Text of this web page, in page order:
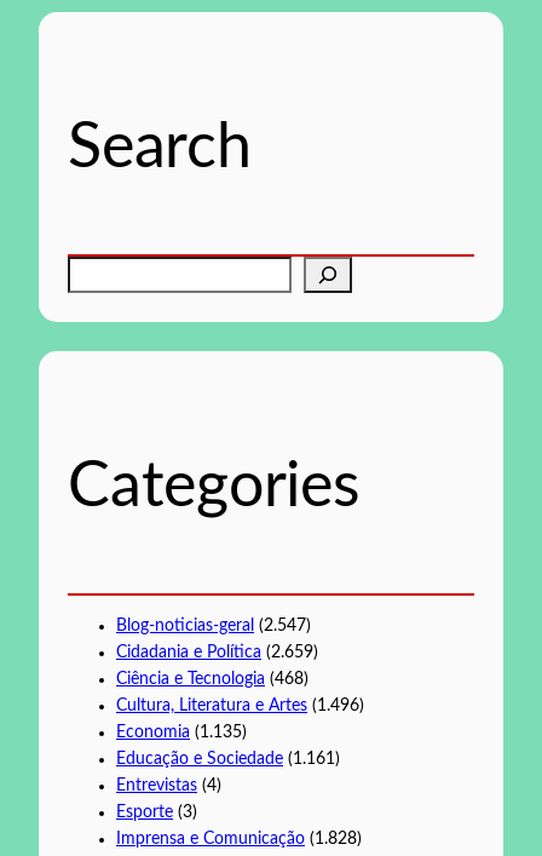
Search
aCategories
Blog-noticias-geral (2.547)
Cidadania e Política (2.659)
Ciência e Tecnologia (468)
Cultura, Literatura e Artes (1.496)
Economia (1.135)
Educação e Sociedade (1.161)
Entrevistas (4)
Esporte (3)
Imprensa e Comunicação (1.828)